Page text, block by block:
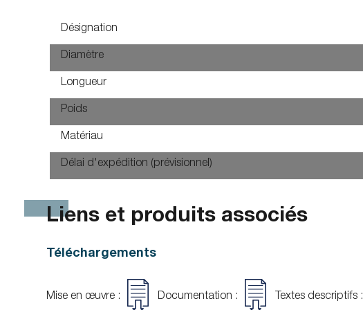
Désignation
Diamètre
Longueur
Poids
Matériau
Délai d'expédition (prévisionnel)
Liens et produits associés
Téléchargements
Mise en œuvre : Documentation : Textes descriptifs :